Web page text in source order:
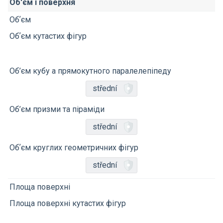
Об'єм і поверхня
Обʼєм
Обʼєм кутастих фігур
Об’єм кубу a прямокутного паралелепіпеду
střední
Об’єм призми та піраміди
střední
Обʼєм круглих геометричних фігур
střední
Площа поверхні
Площа поверхні кутастих фігур